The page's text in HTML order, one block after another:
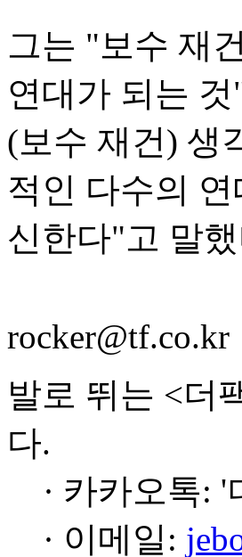
그는 "보수 재
연대가 되는
(보수 재건) 생
적인 다수의
신한다"고 말
rocker@tf.co.kr
발로 뛰는 <더
다.
· 카카오톡:
· 이메일: